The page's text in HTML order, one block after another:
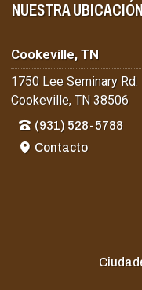
NUESTRA
Cookeville, TN
1750 Lee Seminary Rd.
Cookeville, TN 38506
(931) 528-5788
Contacto